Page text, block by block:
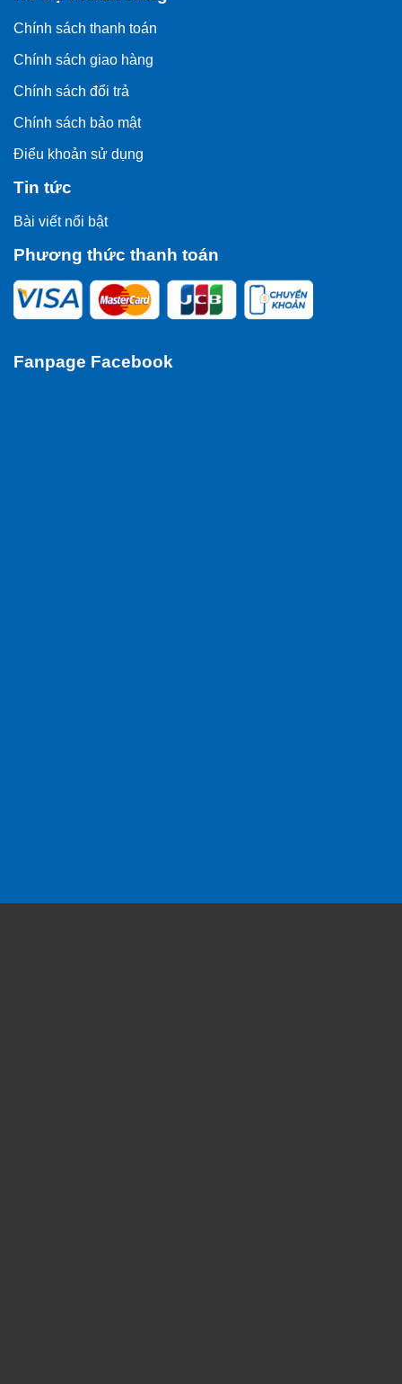
Chính sách thanh toán
Chính sách giao hàng
Chính sách đổi trả
Chính sách bảo mật
Điểu khoản sử dụng
Tin tức
Bài viết nổi bật
Phương thức thanh toán
Fanpage Facebook